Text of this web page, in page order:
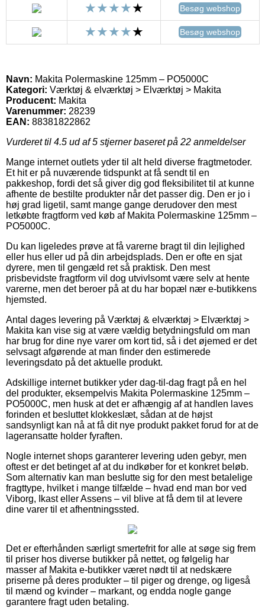
Besøg webshop
Besøg webshop
Navn: Makita Polermaskine 125mm – PO5000C
Kategori: Værktøj & elværktøj > Elværktøj > Makita
Producent: Makita
Varenummer: 28239
EAN: 88381822862
Vurderet til 4.5 ud af 5 stjerner baseret på 22 anmeldelser
Mange internet outlets yder til alt held diverse fragtmetoder.
Et hit er på nuværende tidspunkt at få sendt til en
pakkeshop, fordi det så giver dig god fleksibilitet til at kunne
afhente de bestilte produkter når det passer dig. Den er jo i
høj grad ligetil, samt mange gange derudover den mest
letkøbte fragtform ved køb af Makita Polermaskine 125mm –
PO5000C.
Du kan ligeledes prøve at få varerne bragt til din lejlighed
eller hus eller ud på din arbejdsplads. Den er ofte en sjat
dyrere, men til gengæld ret så praktisk. Den mest
prisbevidste fragtform vil dog utvivlsomt være selv at hente
varerne, men det beroer på at du har bopæl nær e-butikkens
hjemsted.
Antal dages levering på Værktøj & elværktøj > Elværktøj >
Makita kan vise sig at være vældig betydningsfuld om man
har brug for dine nye varer om kort tid, så i det øjemed er det
selvsagt afgørende at man finder den estimerede
leveringsdato på det aktuelle produkt.
Adskillige internet butikker yder dag-til-dag fragt på en hel
del produkter, eksempelvis Makita Polermaskine 125mm –
PO5000C, men husk at det er afhængig af at handlen laves
forinden et besluttet klokkeslæt, sådan at de højst
sandsynligt kan nå at få dit nye produkt pakket forud for at de
lageransatte holder fyraften.
Nogle internet shops garanterer levering uden gebyr, men
oftest er det betinget af at du indkøber for et konkret beløb.
Som alternativ kan man beslutte sig for den mest betalelige
fragttype, hvilket i mange tilfælde – hvad end man bor ved
Viborg, Ikast eller Assens – vil blive at få dem til at levere
dine varer til et afhentningssted.
Det er efterhånden særligt smertefrit for alle at søge sig frem
til priser hos diverse butikker på nettet, og følgelig har
masser af Makita e-butikker været nødt til at nedskære
priserne på deres produkter – til piger og drenge, og ligeså
til mænd og kvinder – markant, og endda nogle gange
garantere fragt uden betaling.